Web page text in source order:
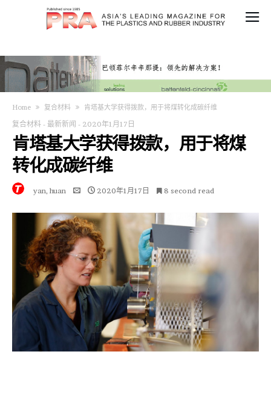
Home 复合材料 肯塔基大学获得拨款，用于将煤转化成碳纤维
复合材料 - 最新新闻 - 2020年1月17日
肯塔基大学获得拨款，用于将煤
转化成碳纤维
yan, huan 2020年1月17日 8 second read